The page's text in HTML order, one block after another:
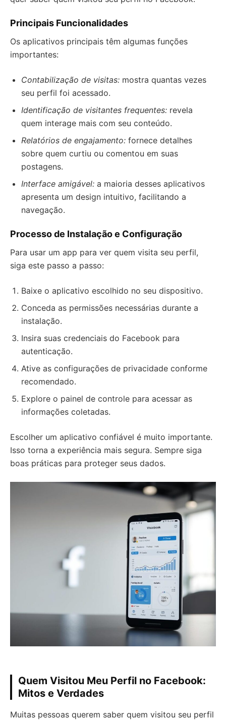
Principais Funcionalidades
Os aplicativos principais têm algumas funções
importantes:
Contabilização de visitas: mostra quantas vezes
seu perfil foi acessado.
Identificação de visitantes frequentes: revela
quem interage mais com seu conteúdo.
Relatórios de engajamento: fornece detalhes
sobre quem curtiu ou comentou em suas
postagens.
Interface amigável: a maioria desses aplicativos
apresenta um design intuitivo, facilitando a
navegação.
Processo de Instalação e Configuração
Para usar um app para ver quem visita seu perfil,
siga este passo a passo:
Baixe o aplicativo escolhido no seu dispositivo.
Conceda as permissões necessárias durante a
instalação.
Insira suas credenciais do Facebook para
autenticação.
Ative as configurações de privacidade conforme
recomendado.
Explore o painel de controle para acessar as
informações coletadas.
Escolher um aplicativo confiável é muito importante.
Isso torna a experiência mais segura. Sempre siga
boas práticas para proteger seus dados.
Quem Visitou Meu Perfil no Facebook:
Mitos e Verdades
Muitas pessoas querem saber quem visitou seu perfil